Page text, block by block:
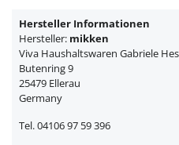
Hersteller Informationen
Hersteller: mikken
Viva Haushaltswaren Gabriele
Butenring 9
25479 Ellerau
Germany
Tel. 04106 97 59 396